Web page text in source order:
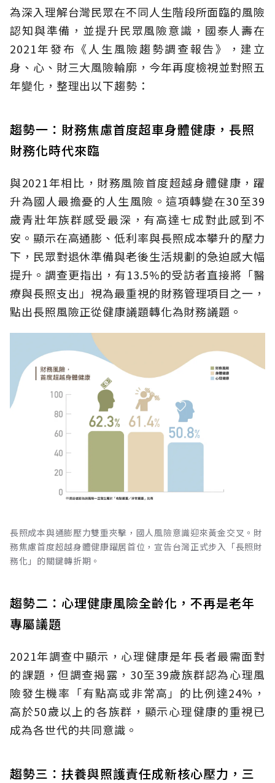
為深入理解台灣民眾在不同人生階段所面臨的風險
認知與準備，並提升民眾風險意識，國泰人壽在
2021年發布《人生風險趨勢調查報告》，建立
身、心、財三大風險輪廓，今年再度檢視並對照五
年變化，整理出以下趨勢：
趨勢一：財務焦慮首度超車身體健康，長照
財務化時代來臨
與2021年相比，財務風險首度超越身體健康，躍
升為國人最擔憂的人生風險。這項轉變在30至39
歲青壯年族群感受最深，有高達七成對此感到不
安。顯示在高通膨、低利率與長照成本攀升的壓力
下，民眾對退休準備與老後生活規劃的急迫感大幅
提升。調查更指出，有13.5%的受訪者直接將「醫
療與長照支出」視為最重視的財務管理項目之一，
點出長照風險正從健康議題轉化為財務議題。
長照成本與通膨壓力雙重夾擊，國人風險意識迎來黃金交叉。財
務焦慮首度超越身體健康躍居首位，宣告台灣正式步入「長照財
務化」的關鍵轉折期。
趨勢二：心理健康風險全齡化，不再是老年
專屬議題
2021年調查中顯示，心理健康是年長者最需面對
的課題，但調查揭露，30至39歲族群認為心理風
險發生機率「有點高或非常高」的比例達24%，
高於50歲以上的各族群，顯示心理健康的重視已
成為各世代的共同意識。
趨勢三：扶養與照護責任成新核心壓力，三